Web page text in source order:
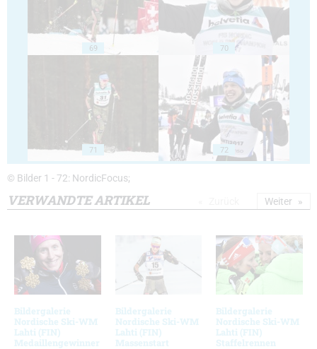
69 70
71 72
© Bilder 1 - 72: NordicFocus;
VERWANDTE ARTIKEL
Bildergalerie
Nordische Ski-WM
Lahti (FIN)
Medaillengewinner
Bildergalerie
Nordische Ski-WM
Lahti (FIN)
Massenstart
Bildergalerie
Nordische Ski-WM
Lahti (FIN)
Staffelrennen
Weiter